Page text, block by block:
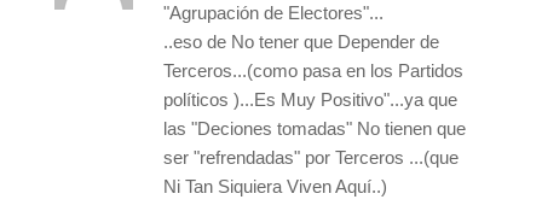
"Agrupación de Electores"...
..eso de No tener que Depender de
Terceros...(como pasa en los Partidos
políticos )...Es Muy Positivo"...ya que
las "Deciones tomadas" No tienen que
ser "refrendadas" por Terceros ...(que
Ni Tan Siquiera Viven Aquí..)